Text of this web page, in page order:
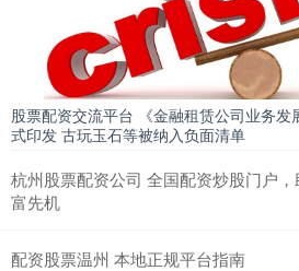
股票配资交流平台 《金融租赁公司业务发
式印发 古玩玉石等被纳入负面清单
杭州股票配资公司 全国配资炒股门户
富先机
配资股票温州 本地正规平台指南